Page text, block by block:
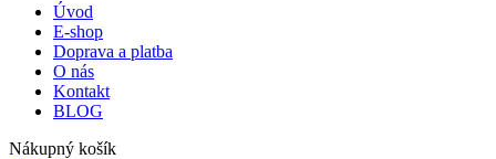
Úvod
E-shop
Doprava a platba
O nás
Kontakt
BLOG
Nákupný košík